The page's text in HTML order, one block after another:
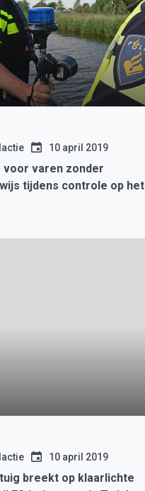
10 april 2019
voor varen zonder
tijdens controle op het
10 april 2019
breekt op klaarlichte